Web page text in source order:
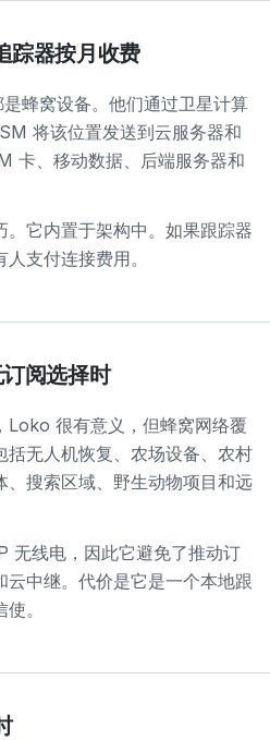
踪器按月收费
蜂窝设备。他们通过卫星计算
将该位置发送到云服务器和
卡、移动数据、后端服务器和
。它内置于架构中。如果跟踪器
支付连接费用。
阅选择时
Loko 很有意义，但蜂窝网络覆
括无人机恢复、农场设备、农村
、搜索区域、野生动物项目和远
无线电，因此它避免了推动订
云中继。代价是它是一个本地跟
。